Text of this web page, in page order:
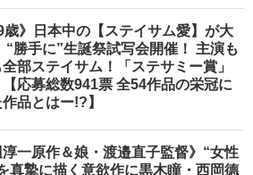
歳》日本中の【ステイサム愛】が大
“勝手に”生誕祭試写会開催！ 主演も
部ステイサム！「ステサミー賞」
応募総数941票 全54作品の栄冠に
品とはー!?】
淳一原作＆娘・渡邉直子監督》“女性
真摯に描く意欲作に黒木瞳・西岡德